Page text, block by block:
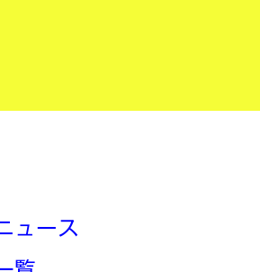
ュース